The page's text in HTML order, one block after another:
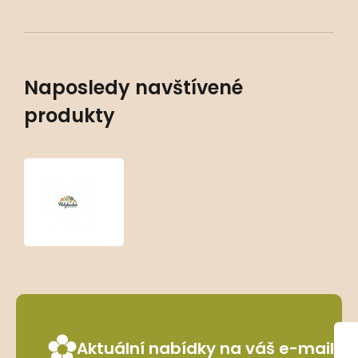
Naposledy navštívené
produkty
Dagger’
Aktuální nabídky na váš e-mail